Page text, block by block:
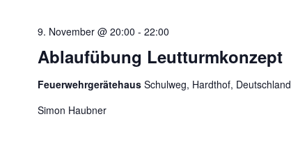
Ablaufübung Leutturmkonzept
9. November @ 20:00 -22:00
FeuerwehrgerätehausSchulweg, Hardthof, Deutschland
Simon Haubner